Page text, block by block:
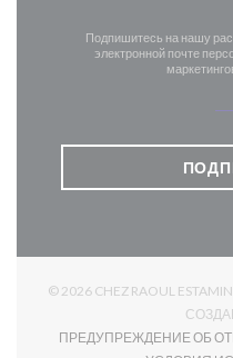
Подпишитесь на нашу
электронной почте
© 2026 CHEZ RAOUL
ПРЕДУПРЕЖДЕНИЕ ОБ